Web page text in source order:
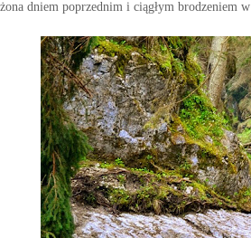
dniem poprzednim i ciągłym brodzeniem w